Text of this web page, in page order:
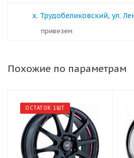
х. Трудобеликовский, ул.
Привезем
Похожие по параметрам
ОСТАТОК 1ШТ